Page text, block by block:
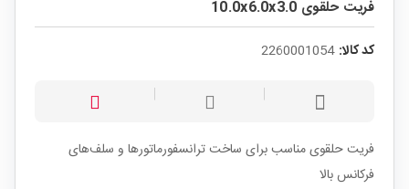
فریت حلقوی 10.0x6.0x3.0
کد کالا: 2260001054
فریت حلقوی مناسب برای ساخت ترانسفورماتور‌ها و سلف‌های
فرکانس بالا